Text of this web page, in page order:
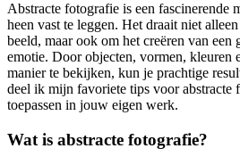
Abstracte fotografie is een fascinerende
heen vast te leggen. Het draait niet
beeld, maar ook om het creëren van een
emotie. Door objecten, vormen, kleuren
manier te bekijken, kun je prachtige
deel ik mijn favoriete tips voor abstracte
toepassen in jouw eigen werk.
Wat is abstracte fotografie?